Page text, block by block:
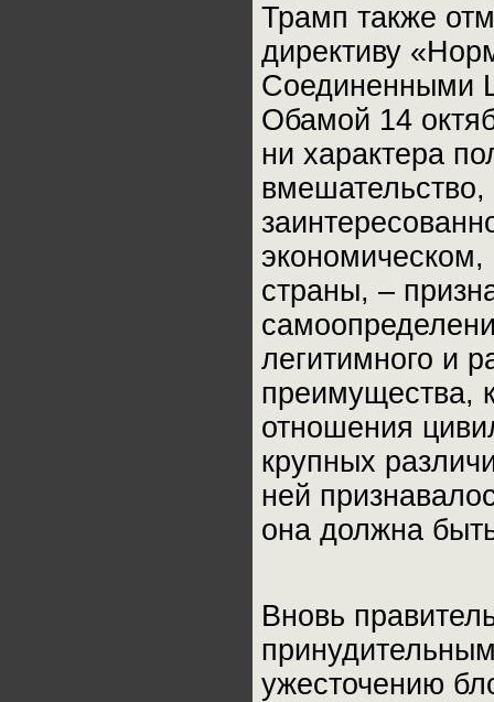
Трамп также
директиву
Соединенными
Обамой 14
ни характера
страны, –
легитимного и
преимущества,
отношения
крупных
ней
она должна
Вновь
ужесточению